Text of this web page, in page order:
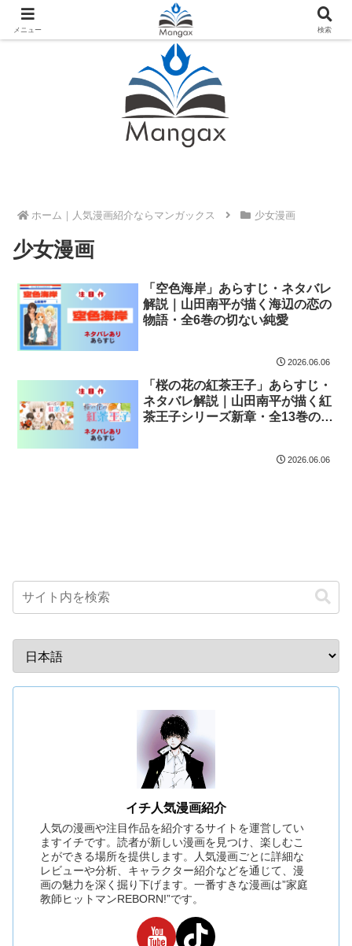
人気おすすめ漫画紹介ならMangax（マンガックス）
ホーム 少女漫画
少女漫画
「空色海岸」あらすじ・ネタバレ
解説｜山田南平が描く海辺の恋の
物語・全6巻の切ない純愛
2026.06.06
「桜の花の紅茶王子」あらすじ・
ネタバレ解説｜山田南平が描く紅
茶王子シリーズ新章・全13巻の魅
2026.06.06
イチ人気漫画紹介
人気の漫画や注目作品を紹介するサイトを運営してい
ますイチです。読者が新しい漫画を見つけ、楽しむこ
とができる場所を提供します。人気漫画ごとに詳細な
レビューや分析、キャラクター紹介などを通じて、漫
画の魅力を深く掘り下げます。一番すきな漫画は”家庭
教師ヒットマンREBORN!”です。
メニュー 検索